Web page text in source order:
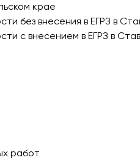
крае
без внесения в ЕГРЗ в
с внесением в ЕГРЗ в
работ